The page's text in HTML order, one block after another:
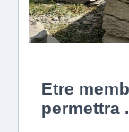
Etre
permettra